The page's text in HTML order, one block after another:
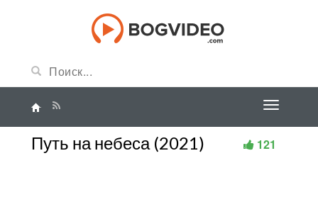
Путь на небеса (2021) 121